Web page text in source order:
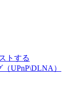
トする
UPnP\DLNA）